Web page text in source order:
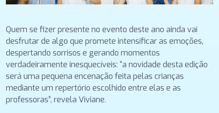
Quem se fizer presente no evento deste ano ainda vai
desfrutar de algo que promete intensificar as emoções,
despertando sorrisos e gerando momentos
verdadeiramente inesquecíveis: “a novidade desta edição
será uma pequena encenação feita pelas crianças
mediante um repertório escolhido entre elas e as
professoras”, revela Viviane.